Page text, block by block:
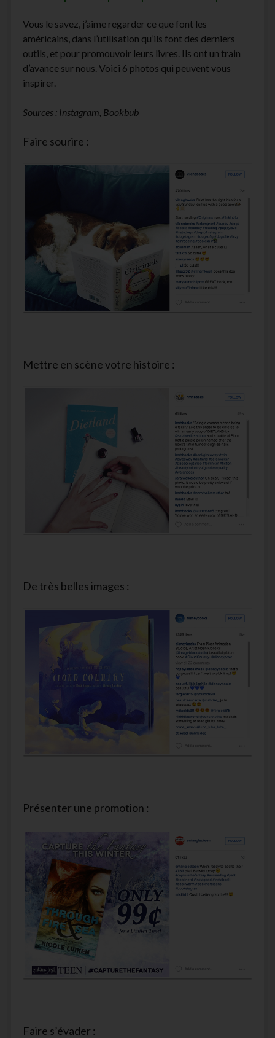
Vous le savez, j’aime regarder ce que font les
américains, dans l’utilisation qu’ils font des derniers
outils, et pour promouvoir leurs livres. Ils ont un train
d’avance sur nous. Voici 6 photos qui peuvent vous
inspirer.
Sources : Instagram, Bookbub
Faire sourire :
Mettre en scène votre histoire :
De très belles images :
Présenter une promotion :
Faire s’évader :